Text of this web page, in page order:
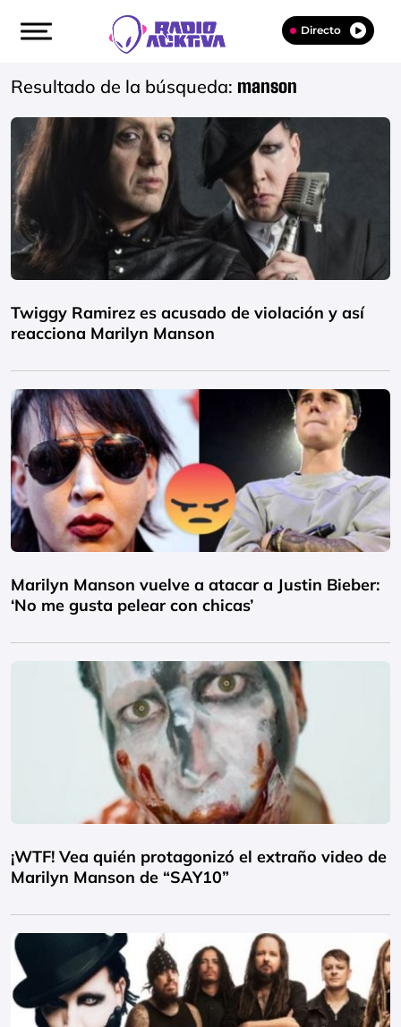
Directo
Resultado de la búsqueda: manson
Twiggy Ramirez es acusado de violación y así
reacciona Marilyn Manson
Marilyn Manson vuelve a atacar a Justin Bieber:
‘No me gusta pelear con chicas’
¡WTF! Vea quién protagonizó el extraño video de
Marilyn Manson de “SAY10”